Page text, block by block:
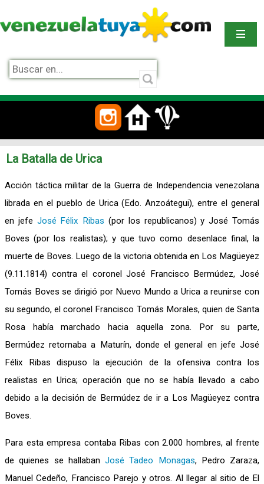
La Batalla de Urica
Acción táctica militar de la Guerra de Independencia venezolana
librada en el pueblo de Urica (Edo. Anzoátegui), entre el general
en jefe José Félix Ribas (por los republicanos) y José Tomás
Boves (por los realistas); y que tuvo como desenlace final, la
muerte de Boves. Luego de la victoria obtenida en Los Magüeyez
(9.11.1814) contra el coronel José Francisco Bermúdez, José
Tomás Boves se dirigió por Nuevo Mundo a Urica a reunirse con
su segundo, el coronel Francisco Tomás Morales, quien de Santa
Rosa había marchado hacia aquella zona. Por su parte,
Bermúdez retornaba a Maturín, donde el general en jefe José
Félix Ribas dispuso la ejecución de la ofensiva contra los
realistas en Urica; operación que no se había llevado a cabo
debido a la decisión de Bermúdez de ir a Los Magüeyez contra
Boves.
Para esta empresa contaba Ribas con 2.000 hombres, al frente
de quienes se hallaban José Tadeo Monagas, Pedro Zaraza,
Manuel Cedeño, Francisco Parejo y otros. Al llegar al sitio de El